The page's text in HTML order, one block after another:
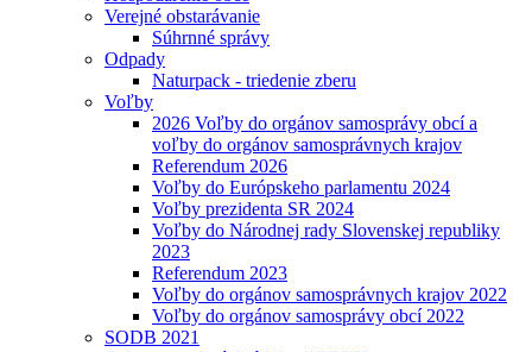
Verejné obstarávanie
Súhrnné správy
Odpady
Naturpack - triedenie zberu
Voľby
2026 Voľby do orgánov samosprávy obcí a
voľby do orgánov samosprávnych krajov
Referendum 2026
Voľby do Európskeho parlamentu 2024
Voľby prezidenta SR 2024
Voľby do Národnej rady Slovenskej republiky
2023
Referendum 2023
Voľby do orgánov samosprávnych krajov 2022
Voľby do orgánov samosprávy obcí 2022
SODB 2021